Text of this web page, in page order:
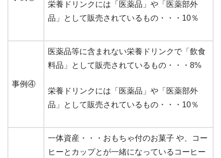
栄養ドリンクには「医薬品」や「医薬部外
品」として販売されているもの・・・10％
事例④
医薬品等に含まれない栄養ドリンクで「飲食
料品」として販売されているもの・・・8%
栄養ドリンクには「医薬品」や「医薬部外
品」として販売されているもの・・・10％
一体資産・・・おもちゃ付のお菓子 や、コー
ヒーとカップとが一緒になっているコーヒー